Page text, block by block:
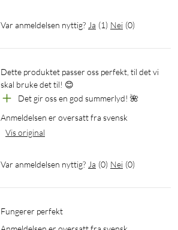
Var anmeldelsen nyttig? Ja (1) Nei (0)
Dette produktet passer oss perfekt, til det vi
skal bruke det til! 😊
Det gir oss en god summerlyd! 🌺
Anmeldelsen er oversatt fra svensk
Vis original
Var anmeldelsen nyttig? Ja (0) Nei (0)
Fungerer perfekt